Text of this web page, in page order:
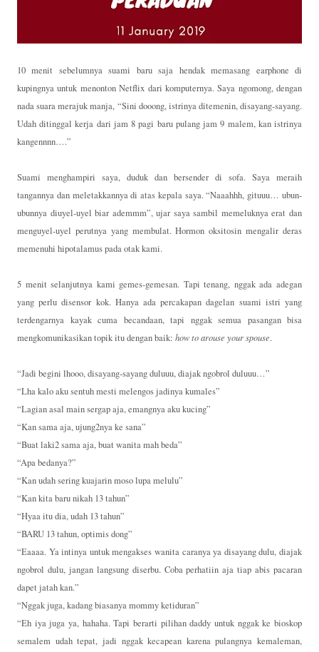
10 menit sebelumnya suami baru saja hendak memasang earphone di
kupingnya untuk menonton Netflix dari komputernya. Saya ngomong, dengan
nada suara merajuk manja, “Sini dooong, istrinya ditemenin, disayang-sayang.
Udah ditinggal kerja dari jam 8 pagi baru pulang jam 9 malem, kan istrinya
kangennnn….”
Suami menghampiri saya, duduk dan bersender di sofa. Saya meraih
tangannya dan meletakkannya di atas kepala saya. “Naaahhh, gituuu… ubun-
ubunnya diuyel-uyel biar ademmm”, ujar saya sambil memeluknya erat dan
menguyel-uyel perutnya yang membulat. Hormon oksitosin mengalir deras
memenuhi hipotalamus pada otak kami.
5 menit selanjutnya kami gemes-gemesan. Tapi tenang, nggak ada adegan
yang perlu disensor kok. Hanya ada percakapan dagelan suami istri yang
terdengarnya kayak cuma becandaan, tapi nggak semua pasangan bisa
mengkomunikasikan topik itu dengan baik: how to arouse your spouse.
“Jadi begini lhooo, disayang-sayang duluuu, diajak ngobrol duluuu…”
“Lha kalo aku sentuh mesti melengos jadinya kumales”
“Lagian asal main sergap aja, emangnya aku kucing”
“Kan sama aja, ujung2nya ke sana”
“Buat laki2 sama aja, buat wanita mah beda”
“Apa bedanya?”
“Kan udah sering kuajarin moso lupa melulu”
“Kan kita baru nikah 13 tahun”
“Hyaa itu dia, udah 13 tahun”
“BARU 13 tahun, optimis dong”
“Eaaaa. Ya intinya untuk mengakses wanita caranya ya disayang dulu, diajak
ngobrol dulu, jangan langsung diserbu. Coba perhatiin aja tiap abis pacaran
dapet jatah kan.”
“Nggak juga, kadang biasanya mommy ketiduran”
“Eh iya juga ya, hahaha. Tapi berarti pilihan daddy untuk nggak ke bioskop
semalem udah tepat, jadi nggak kecapean karena pulangnya kemaleman,